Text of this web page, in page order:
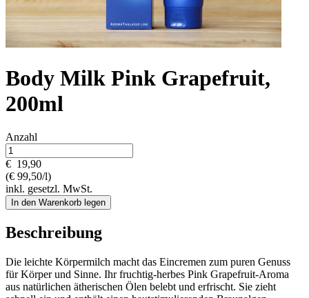
Body Milk Pink Grapefruit,
200ml
Anzahl
€ 19,90
(€ 99,50/l)
inkl. gesetzl. MwSt.
In den Warenkorb legen
Beschreibung
Die leichte Körpermilch macht das Eincremen zum puren Genuss
für Körper und Sinne. Ihr fruchtig-herbes Pink Grapefruit-Aroma
aus natürlichen ätherischen Ölen belebt und erfrischt. Sie zieht